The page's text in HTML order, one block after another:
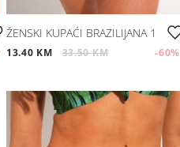
ŽENSKI KUPAĆI BRAZILIJANA 1
13.40 KM 33.50 KM -60%